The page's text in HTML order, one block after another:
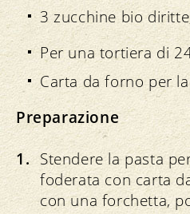
3 zucchine bio
Per una tortiera di
Carta da forno per
Preparazione
Stendere la pasta
foderata con carta
con una forchetta,